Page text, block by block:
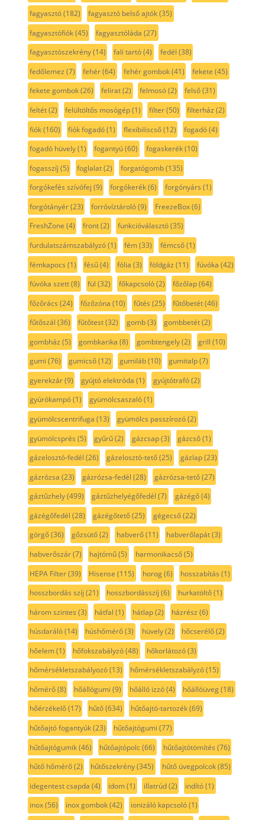
fagyasztó(182) fagyasztó belső ajtók(35)
fagyasztófiók(45) fagyasztóláda (27)
fagyasztószekrény(14) fali tartó(4) fedél (38)
fedőlemez (7) fehér(64) fehér gombok(41) fekete (45)
fekete gombok(26) felirat(2) felmosó(2) felső(31)
feltét(2) felültöltős mosógép(1) filter(50) filterház (2)
fiók(160) fiók fogadó(1) flexibiliscső(12) fogadó(4)
fogadó hüvely(1) fogantyú(60) fogaskerék(10)
fogasszíj (5) foglalat(2) forgatógomb(135)
forgókefés szívófej (9) forgókerék(6) forgónyárs (1)
forgótányér(23) forróvíztároló(9) FreezeBox(6)
FreshZone (4) front(2) funkcióválasztó(35)
furdulatszámszabályzó(1) fém(33) fémcső(1)
fémkapocs (1) fésű(4) fólia (3) földgáz (11) fúvóka (42)
fúvóka szett(8) fül (32) főkapcsoló(2) főzőlap(64)
főzőrács (24) főzőzóna (10) fűtés (25) fűtőbetét(46)
fűtőszál (36) fűtőtest(32) gomb(3) gombbetét(2)
gombház (5) gombkarika (8) gombtengely(2) grill (10)
gumi (76) gumicső(12) gumiláb(10) gumitalp(7)
gyerekzár(9) gyújtó elektróda (1) gyújtótrafó(2)
gyúrókampó(1) gyümölcsaszaló(1)
gyümölcscentrifuga (13) gyümölcs passzírozó(2)
gyümölcsprés (5) gyűrű(2) gázcsap(3) gázcső(1)
gázelosztó-fedél (26) gázelosztó-tető(25) gázlap(23)
gázrózsa (23) gázrózsa-fedél (28) gázrózsa-tető(27)
gáztűzhely(499) gáztűzhelyégőfedél (7) gázégő(4)
gázégőfedél (28) gázégőtető(25) gégecső(22)
görgő(36) gőzsütő(2) habverő(11) habverőlapát(3)
habverőszár(7) hajtómű(5) harmonikacső(5)
HEPA Filter(39) Hisense (115) horog(6) hosszabítás (1)
hosszbordás szíj (21) hosszbordásszíj (6) hurkatöltő(1)
három szintes (3) hátfal (1) hátlap(2) házrész (6)
húsdaráló(14) húshőmérő(3) hüvely(2) hőcserélő(2)
hőelem(1) hőfokszabályzó(48) hőkorlátozó(3)
hőmérsékletszabályozó(13) hőmérsékletszabályzó(15)
hőmérő(8) hőállógumi (9) hőálló izzó(4) hőállóüveg(18)
hőérzékelő(17) hűtő(634) hűtőajtó-tartozék(69)
hűtőajtó fogantyúk(23) hűtőajtógumi (77)
hűtőajtógumik(46) hűtőajtópolc(66) hűtőajtótömítés (76)
hűtő hőmérő(2) hűtőszekrény(345) hűtő üvegpolcok(85)
idegentest csapda (4) idom(1) illatrúd(2) indító(1)
inox(56) inox gombok(42) ionizáló kapcsoló(1)